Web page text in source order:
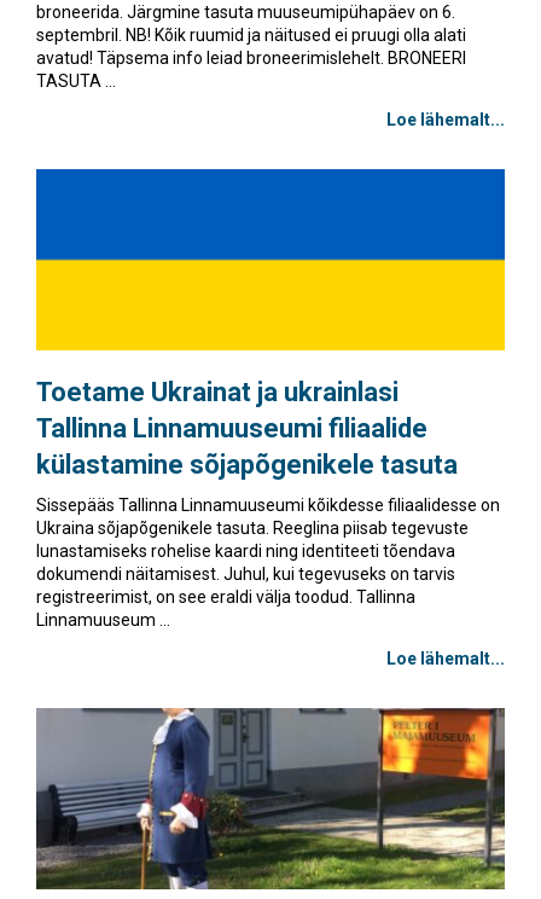
broneerida. Järgmine tasuta muuseumipühapäev on 6.
septembril. NB! Kõik ruumid ja näitused ei pruugi olla alati
avatud! Täpsema info leiad broneerimislehelt. BRONEERI
TASUTA ...
Loe lähemalt...
Toetame Ukrainat ja ukrainlasi
Tallinna Linnamuuseumi filiaalide
külastamine sõjapõgenikele tasuta
Sissepääs Tallinna Linnamuuseumi kõikdesse filiaalidesse on
Ukraina sõjapõgenikele tasuta. Reeglina piisab tegevuste
lunastamiseks rohelise kaardi ning identiteeti tõendava
dokumendi näitamisest. Juhul, kui tegevuseks on tarvis
registreerimist, on see eraldi välja toodud. Tallinna
Linnamuuseum ...
Loe lähemalt...